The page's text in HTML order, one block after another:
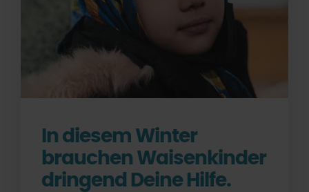
In diesem Winter
brauchen Waisenkinder
dringend Deine Hilfe.